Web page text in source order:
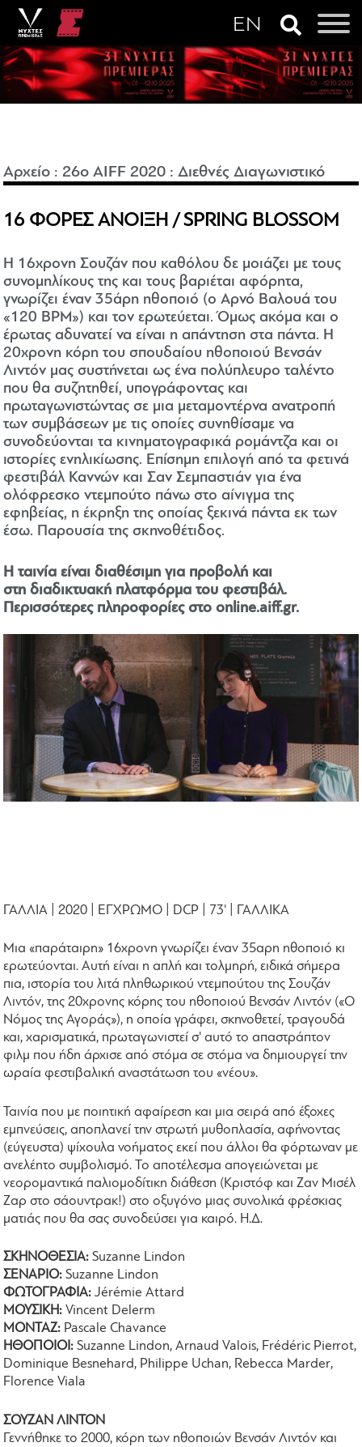
Αρχείο :26o AIFF 2020 :Διεθνές Διαγωνιστικό
16 ΦΟΡΕΣ ΑΝΟΙΞΗ / SPRING BLOSSOM
Η 16χρονη Σουζάν που καθόλου δε μοιάζει με τους
συνομηλίκους της και τους βαριέται αφόρητα,
γνωρίζει έναν 35άρη ηθοποιό (ο Αρνό Βαλουά του
«120 BPM») και τον ερωτεύεται. Όμως ακόμα και ο
έρωτας αδυνατεί να είναι η απάντηση στα πάντα. Η
20χρονη κόρη του σπουδαίου ηθοποιού Βενσάν
Λιντόν μας συστήνεται ως ένα πολύπλευρο ταλέντο
που θα συζητηθεί, υπογράφοντας και
πρωταγωνιστώντας σε μια μεταμοντέρνα ανατροπή
των συμβάσεων με τις οποίες συνηθίσαμε να
συνοδεύονται τα κινηματογραφικά ρομάντζα και οι
ιστορίες ενηλικίωσης. Επίσημη επιλογή από τα φετινά
φεστιβάλ Καννών και Σαν Σεμπαστιάν για ένα
ολόφρεσκο ντεμπούτο πάνω στο αίνιγμα της
εφηβείας, η έκρηξη της οποίας ξεκινά πάντα εκ των
έσω. Παρουσία της σκηνοθέτιδος.
Η ταινία είναι διαθέσιμη για προβολή και
στη διαδικτυακή πλατφόρμα του φεστιβάλ.
Περισσότερες πληροφορίες στοonline.aiff.gr.
ΓΑΛΛΙΑ | 2020 | ΕΓΧΡΩΜΟ | DCP | 73' | ΓΑΛΛΙΚΑ
Μια «παράταιρη» 16χρονη γνωρίζει έναν 35αρη ηθοποιό κι
ερωτεύονται. Αυτή είναι η απλή και τολμηρή, ειδικά σήμερα
πια, ιστορία του λιτά πληθωρικού ντεμπούτου της Σουζάν
Λιντόν, της 20χρονης κόρης του ηθοποιού Βενσάν Λιντόν («Ο
Νόμος της Αγοράς»), η οποία γράφει, σκηνοθετεί, τραγουδά
και, χαρισματικά, πρωταγωνιστεί σ' αυτό το απαστράπτον
φιλμ που ήδη άρχισε από στόμα σε στόμα να δημιουργεί την
ωραία φεστιβαλική αναστάτωση του «νέου».
Ταινία που με ποιητική αφαίρεση και μια σειρά από έξοχες
εμπνεύσεις, αποπλανεί την στρωτή μυθοπλασία, αφήνοντας
(εύγευστα) ψίχουλα νοήματος εκεί που άλλοι θα φόρτωναν με
ανελέητο συμβολισμό. Το αποτέλεσμα απογειώνεται με
νεορομαντικά παλιομοδίτικη διάθεση (Κριστόφ και Ζαν Μισέλ
Ζαρ στο σάουντρακ!) στο οξυγόνο μιας συνολικά φρέσκιας
ματιάς που θα σας συνοδεύσει για καιρό. Η.Δ.
ΣΚΗΝΟΘΕΣΙΑ:Suzanne Lindon
ΣΕΝΑΡΙΟ: Suzanne Lindon
ΦΩΤΟΓΡΑΦΙΑ: Jérémie Attard
ΜΟΥΣΙΚΗ: Vincent Delerm
ΜΟΝΤΑΖ: Pascale Chavance
ΗΘΟΠΟΙΟΙ: Suzanne Lindon, Arnaud Valois, Frédéric Pierrot,
Dominique Besnehard, Philippe Uchan, Rebecca Marder,
Florence Viala
ΣΟΥΖΑΝ ΛΙΝΤΟΝ
Γεννήθηκε το 2000, κόρη των ηθοποιών Βενσάν Λιντόν και